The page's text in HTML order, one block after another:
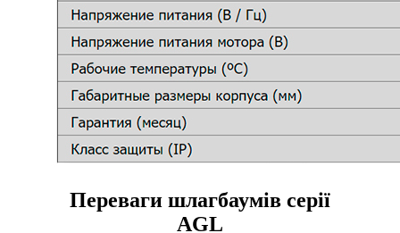
Переваги шлагбаумів серії
AGL